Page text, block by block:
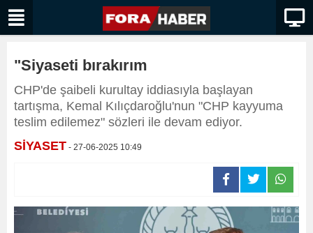
"Siyaseti bırakırım
CHP'de şaibeli kurultay iddiasıyla başlayan
tartışma, Kemal Kılıçdaroğlu'nun "CHP kayyuma
teslim edilemez" sözleri ile devam ediyor.
SİYASET - 27-06-2025 10:49